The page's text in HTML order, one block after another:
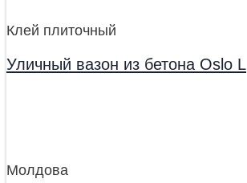
Клей плиточный
Уличный вазон из бетона Oslo L
Молдова